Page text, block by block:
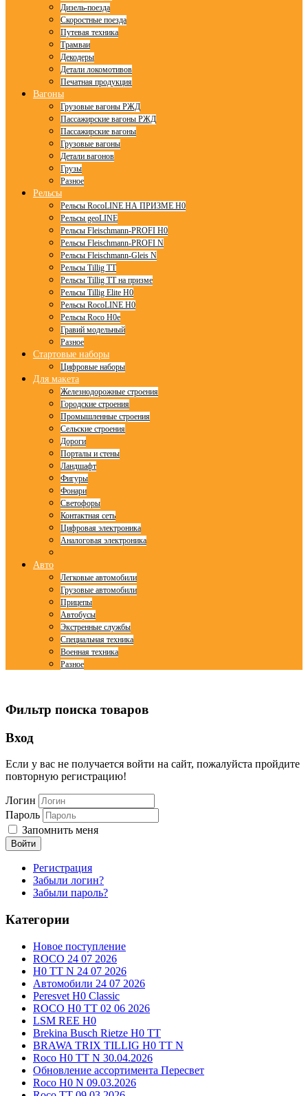
Дизель-поезда
Скоростные поезда
Путевая техника
Трамваи
Декодеры
Детали локомотивов
Печатная продукция
Вагоны
Грузовые вагоны РЖД
Пассажирские вагоны РЖД
Пассажирские вагоны
Грузовые вагоны
Детали вагонов
Грузы
Разное
Рельсы
Рельсы RocoLINE НА ПРИЗМЕ H0
Рельсы geoLINE
Рельсы Fleischmann-PROFI H0
Рельсы Fleischmann-PROFI N
Рельсы Fleischmann-Gleis N
Рельсы Tillig TT
Рельсы Tillig TT на призме
Рельсы Tillig Elite H0
Рельсы RocoLINE H0
Рельсы Roco H0e
Гравий модельный
Разное
Стартовые наборы
Цифровые наборы
Для макета
Железнодорожные строения
Городские строения
Промышленные строения
Сельские строения
Дороги
Порталы и стены
Ландшафт
Фигуры
Фонари
Светофоры
Контактная сеть
Цифровая электроника
Аналоговая электроника
Авто
Легковые автомобили
Грузовые автомобили
Прицепы
Автобусы
Экстренные службы
Специальная техника
Военная техника
Разное
Фильтр поиска товаров
Вход
Если у вас не получается войти на сайт, пожалуйста пройдите
повторную регистрацию!
Логин
Пароль
Запомнить меня
Войти
Регистрация
Забыли логин?
Забыли пароль?
Категории
Новое поступление
ROCO 24 07 2026
H0 TT N 24 07 2026
Автомобили 24 07 2026
Peresvet H0 Classic
ROCO H0 TT 02 06 2026
LSM REE H0
Brekina Busch Rietze H0 TT
BRAWA TRIX TILLIG H0 TT N
Roco H0 TT N 30.04.2026
Обновление ассортимента Пересвет
Roco H0 N 09.03.2026